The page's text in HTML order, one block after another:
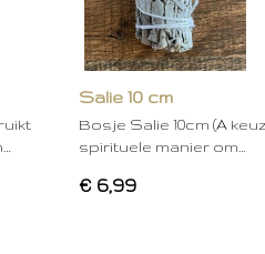
Salie 10 cm
Bosje Salie 10cm (A
spirituele manier om…
€ 6,99